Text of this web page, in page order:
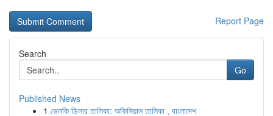
Report Page
Search
Go
Published News
1 ভেলকি ডিলার তালিকা: অফিসিয়াল তালিকা , বাংলাদেশ